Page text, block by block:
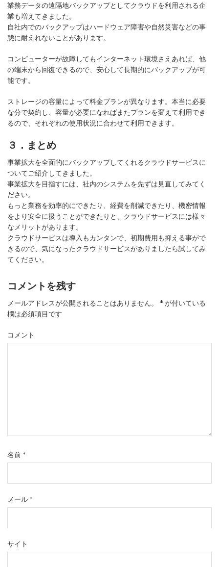
業務データの遠隔地バックアップとしてクラウドを利用される企
業も増えてきました。
自社内でのバックアップはハードウェア障害や自然災害などの事
態に耐えれないことがあります。
コンピューターが故障してもインターネット環境さえあれば、他
の端末から回復できるので、安心して長期的にバックアップが可
能です。
ストレージの容量によって料金プランが異なります。本当に必要
な分で契約し、容量が必要になればまたプランを変えて利用でき
るので、それぞれの使用状況に合わせて利用できます。
３．まとめ
事業拡大を全面的にバックアップしてくれるクラウドサービスに
ついてご紹介してきました。
事業拡大を目指すには、社内のシステムを先ずは見直してみてく
ださい。
もっと業務を効率的にできたり、経費を削減できたり、機密情報
をより安全に扱うことができたりと、クラウドサービスには様々
なメリットがあります。
クラウドサービスは導入もカンタンで、初期費用も抑える事がで
きるので、気になったクラウドサービスがありましたら試してみ
てください。
コメントを残す
メールアドレスが公開されることはありません。 * が付いている
欄は必須項目です
コメント
名前 *
メール *
サイト